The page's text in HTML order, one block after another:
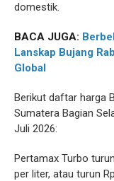
domestik.
BACA JUGA:
Lanskap Bujang
Global
Berikut daftar harga
Sumatera Bagian
Juli 2026:
Pertamax Turbo
per liter, atau turun